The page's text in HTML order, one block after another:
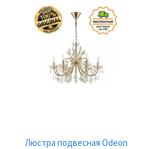
Люстра подвесная Odeon